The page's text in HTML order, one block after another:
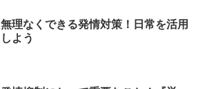
無理なくできる発情対策！日常を活用
しよう